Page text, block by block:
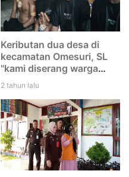
Keributan dua desa di
kecamatan Omesuri, SL
"kami diserang warga
Leubatang, dan kami
dengan rencana. Saya
tidak tikam Iwan"
2 tahun lalu